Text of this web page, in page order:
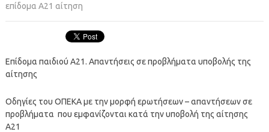
επίδομα Α21 αίτηση
Επίδομα παιδιού Α21. Απαντήσεις σε προβλήματα υποβολής της
αίτησης
Οδηγίες του ΟΠΕΚΑ με την μορφή ερωτήσεων – απαντήσεων σε
προβλήματα που εμφανίζονται κατά την υποβολή της αίτησης
Α21